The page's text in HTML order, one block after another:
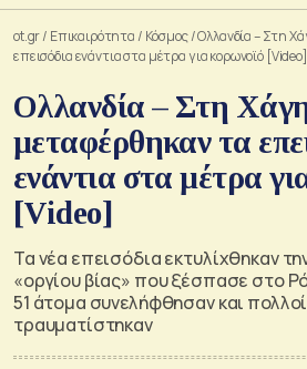
ot.gr/ Επικαιρότητα / Κόσμος/Ολλανδία – Στη
επεισόδια ενάντια στα μέτρα για κορωνοϊό [Video]
Ολλανδία – Στη
μεταφέρθηκαν τα
ενάντια στα μέτρα
[Video]
Τα νέα επεισόδια εκτυλίχθηκαν
«οργίου βίας» που ξέσπασε στο
51 άτομα συνελήφθησαν και πολλοί
τραυματίστηκαν